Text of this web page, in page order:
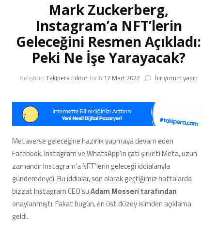
Mark Zuckerberg,
Instagram’a NFT’lerin
Geleceğini Resmen Açıkladı:
Peki Ne İşe Yarayacak?
GeliştiriciTakipera Editortarih 17 Mart 2022 Mark
NFT’lerin
Geleceğini
Resmen
Açıkladı:
Peki
Ne
İşe
Yarayacak?
için
bir yorum yapın
Metaverse geleceğine hazırlık yapmaya devam eden
Facebook, Instagram ve WhatsApp’ın çatı şirketi Meta, uzun
zamandır Instagram’a NFT’lerin geleceği iddialarıyla
gündemdeydi. Bu iddialar, son olarak geçtiğimiz haftalarda
bizzat Instagram CEO’suAdam Mosseri tarafından
onaylanmıştı. Fakat bugün, en üst düzey isimden açıklama
geldi.